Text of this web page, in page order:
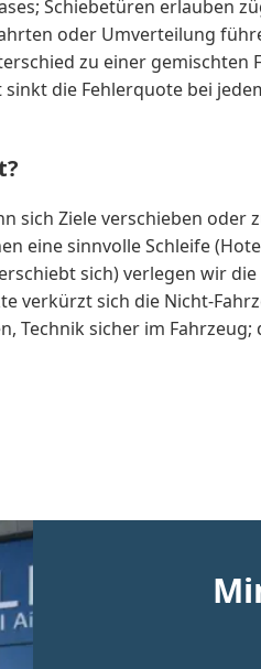
Schiebetüren erlauben
oder Umverteilung
zu einer
die Fehlerquote bei
Ziele verschieben
eine sinnvolle Schleife
sich) verlegen wir
sich die Nicht-
sicher im